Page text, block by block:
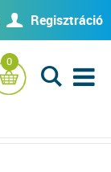
U Regisztráció
0
L